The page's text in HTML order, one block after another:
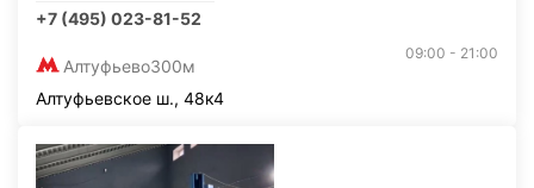
+7 (495) 023-81-52
Алтуфьево300м
09:00 - 21:00
Алтуфьевское ш., 48к4